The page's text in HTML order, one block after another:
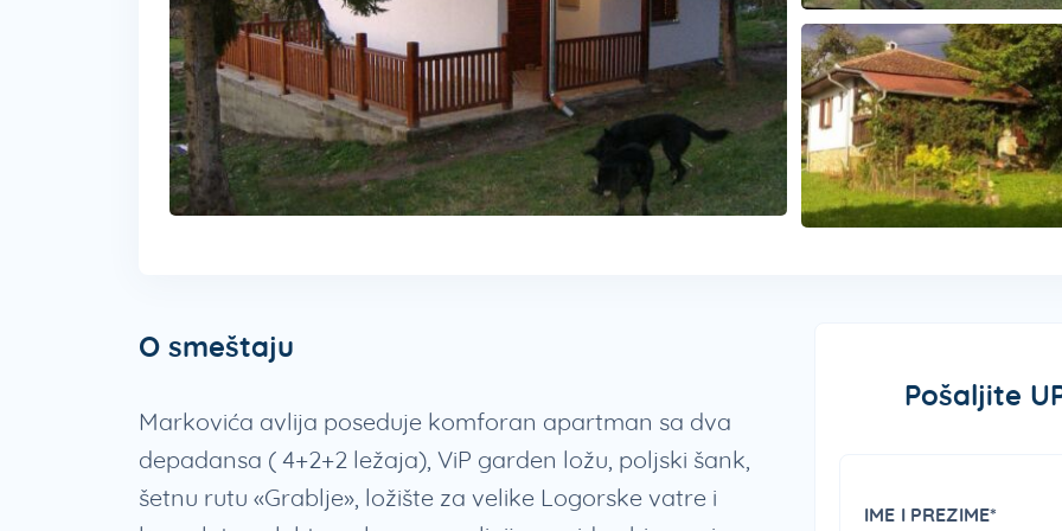
O smeštaju
Markovića avlija poseduje komforan apartman sa dva
depadansa ( 4+2+2 ležaja), ViP garden ložu, poljski šank,
šetnu rutu «Grablje», ložište za velike Logorske vatre i
Pošaljite
IME I PREZIME*